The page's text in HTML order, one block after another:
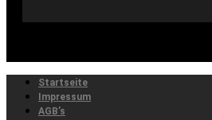
Startseite
Impressum
AGB’s